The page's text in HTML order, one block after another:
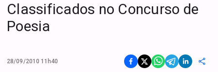
Classificados no Concurso de
Poesia
28/09/2010 11h40